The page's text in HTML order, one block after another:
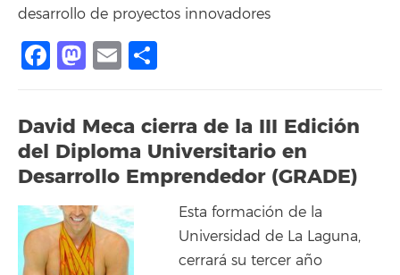
desarrollo de proyectos innovadores
Facebook
Mastodon
Email
David Meca cierra de la III Edición
del Diploma Universitario en
Desarrollo Emprendedor (GRADE)
Esta formación de la
Universidad de La Laguna,
cerrará su tercer año